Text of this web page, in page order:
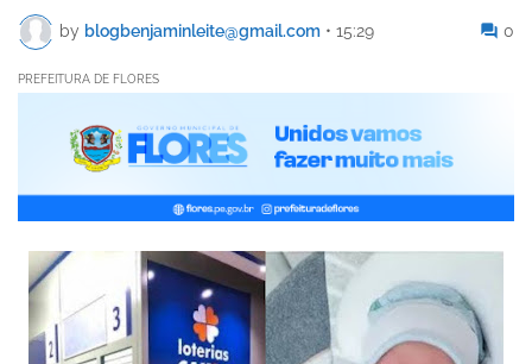
by blogbenjaminleite@gmail.com • 15:29 0
PREFEITURA DE FLORES